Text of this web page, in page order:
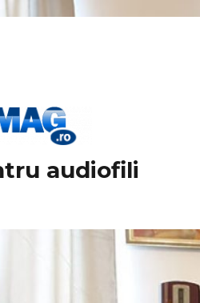
audiofili